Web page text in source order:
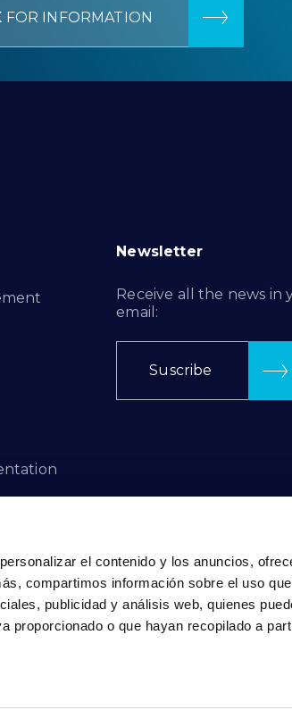
el contenido y los anuncios,
compartimos información sobre el uso
publicidad y análisis web, quienes
proporcionado o que hayan recopilado a
FOR INFORMATION
Newsletter
Receive all the news in
email:
Suscribe